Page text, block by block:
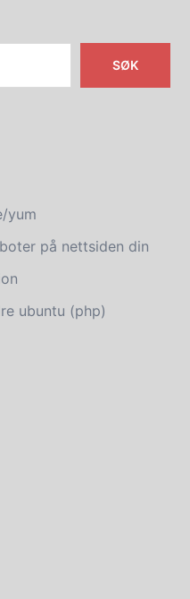
SØK
yum
på nettsiden din
ubuntu (php)